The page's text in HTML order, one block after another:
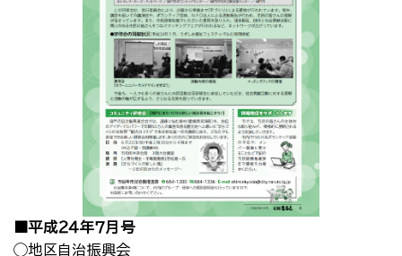
■平成２４年７月号
◯地区自治振興会